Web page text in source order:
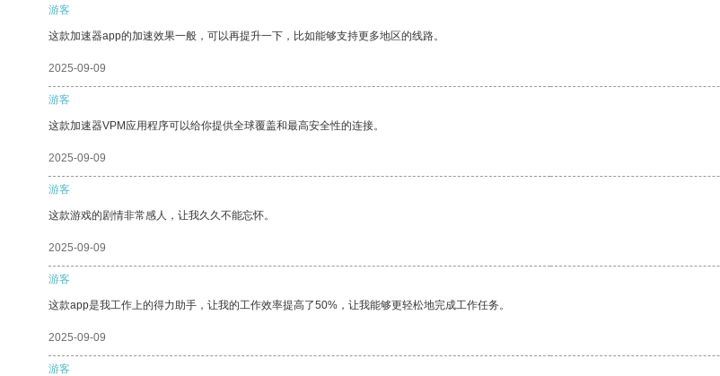
游客
这款加速器app的加速效果一般，可以再提升一下，比如能够支持更多地区的线路。
2025-09-09
游客
这款加速器VPM应用程序可以给你提供全球覆盖和最高安全性的连接。
2025-09-09
游客
这款游戏的剧情非常感人，让我久久不能忘怀。
2025-09-09
游客
这款app是我工作上的得力助手，让我的工作效率提高了50%，让我能够更轻松地完成工作任务。
2025-09-09
游客